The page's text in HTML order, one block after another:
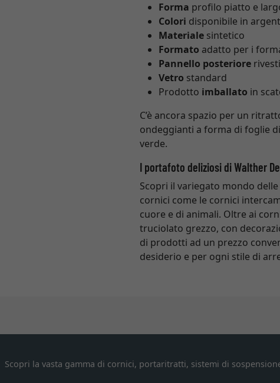
Forma profilo piatto e
Colori disponibile in
Materiale sintetico
Formato adatto per i
Pannello posteriore
Vetro standard
Prodotto imballato in
C’è ancora spazio per un
ondeggianti a forma di foglie
verde.
I portafoto deliziosi di Walther
Scopri il variegato mondo
cornici come le cornici
cuore e di animali. Oltre ai
truciolato grezzo, con
di prodotti ad un prezzo
desiderio e per ogni stile di
Scopri la vasta gamma di cornici, portaritratti, sistemi di